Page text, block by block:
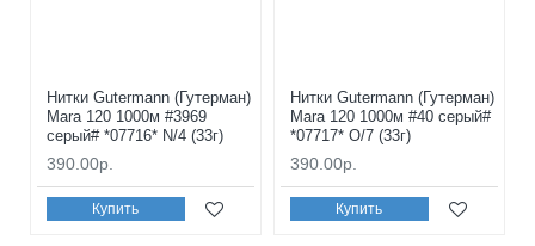
Нитки Gutermann (Гутерман)
Mara 120 1000м #3969
серый# *07716* N/4 (33г)
390.00р.
Купить
Нитки Gutermann (Гутерман)
Mara 120 1000м #40 серый#
*07717* O/7 (33г)
390.00р.
Купить